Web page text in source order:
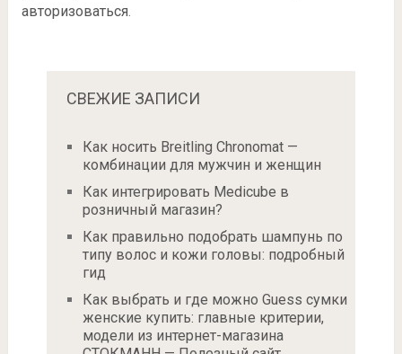
авторизоваться.
СВЕЖИЕ ЗАПИСИ
Как носить Breitling Chronomat —
комбинации для мужчин и женщин
Как интегрировать Medicube в
розничный магазин?
Как правильно подобрать шампунь по
типу волос и кожи головы: подробный
гид
Как выбрать и где можно Guess сумки
женские купить: главные критерии,
модели из интернет-магазина